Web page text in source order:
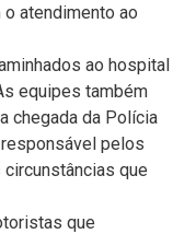
atendimento ao
ao hospital
equipes também
chegada da Polícia
pelos
que
que